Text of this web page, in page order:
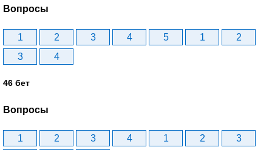
Вопросы
1 2 3 4 5 1
2
3
4
46 бет
Вопросы
1 2 3 4 1 2 3